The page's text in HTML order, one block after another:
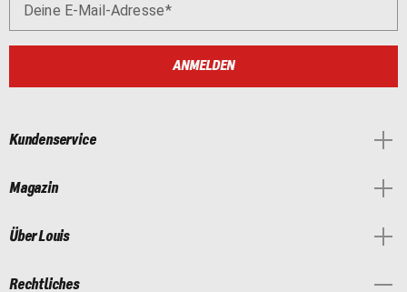
Deine E-Mail-Adresse
ANMELDEN
Kundenservice
Magazin
Über Louis
Rechtliches